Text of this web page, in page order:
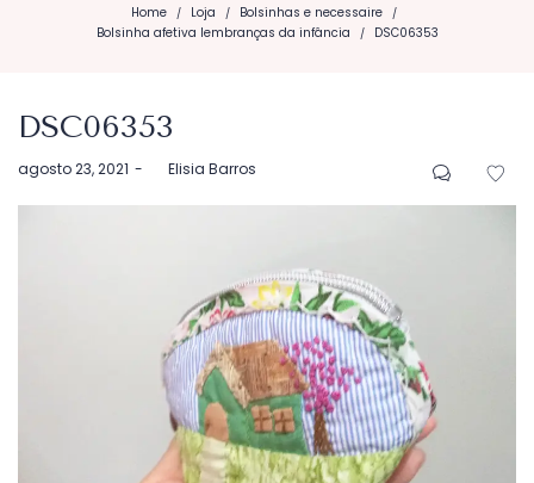
Home / Loja / Bolsinhas e necessaire /
Bolsinha afetiva lembranças da infância / DSC06353
DSC06353
Postado
agosto 23, 2021 byElisia Barros